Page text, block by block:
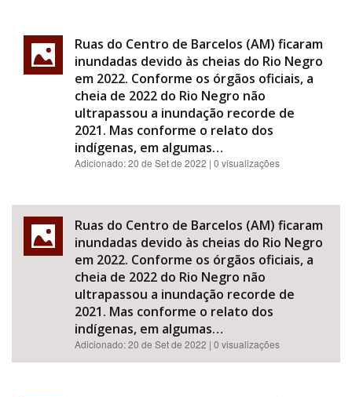
Ruas do Centro de Barcelos (AM) ficaram
inundadas devido às cheias do Rio Negro
em 2022. Conforme os órgãos oficiais, a
cheia de 2022 do Rio Negro não
ultrapassou a inundação recorde de
2021. Mas conforme o relato dos
indígenas, em algumas…
Adicionado:20 de Set de 2022 | 0 visualizações
Ruas do Centro de Barcelos (AM) ficaram
inundadas devido às cheias do Rio Negro
em 2022. Conforme os órgãos oficiais, a
cheia de 2022 do Rio Negro não
ultrapassou a inundação recorde de
2021. Mas conforme o relato dos
indígenas, em algumas…
Adicionado:20 de Set de 2022 | 0 visualizações